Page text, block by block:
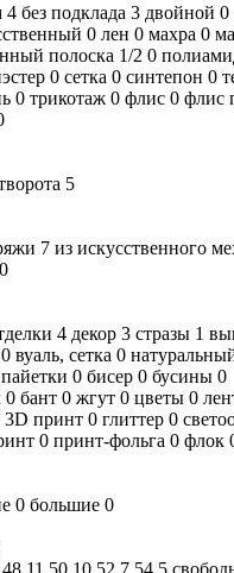
4 без подклада 3 двойной 0
0 лен 0 махра 0
полоска 1/2 0
0 сетка 0 синтепон 0
0 трикотаж 0 флис 0 флис
5
7 из искусственного
0
4 декор 3 стразы 1
0 вуаль, сетка 0
пайетки 0 бисер 0 бусины 0
0 бант 0 жгут 0 цветы 0
3D принт 0 глиттер 0
0 принт-фольга 0 флок
0 большие 0
48 11 50 10 52 7 54 5